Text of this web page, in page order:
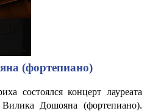
(фортепиано)
состоялся концерт лауреата
Дошояна (фортепиано).